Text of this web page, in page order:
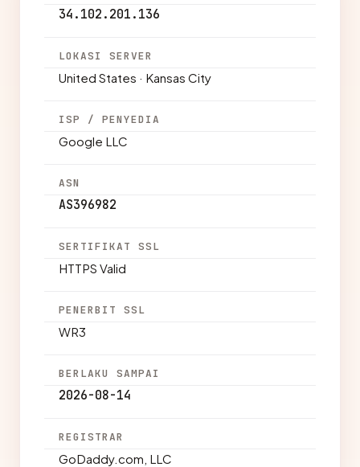
34.102.201.136
LOKASI SERVER
United States · Kansas City
ISP / PENYEDIA
Google LLC
ASN
AS396982
SERTIFIKAT SSL
HTTPS Valid
PENERBIT SSL
WR3
BERLAKU SAMPAI
2026-08-14
REGISTRAR
GoDaddy.com, LLC